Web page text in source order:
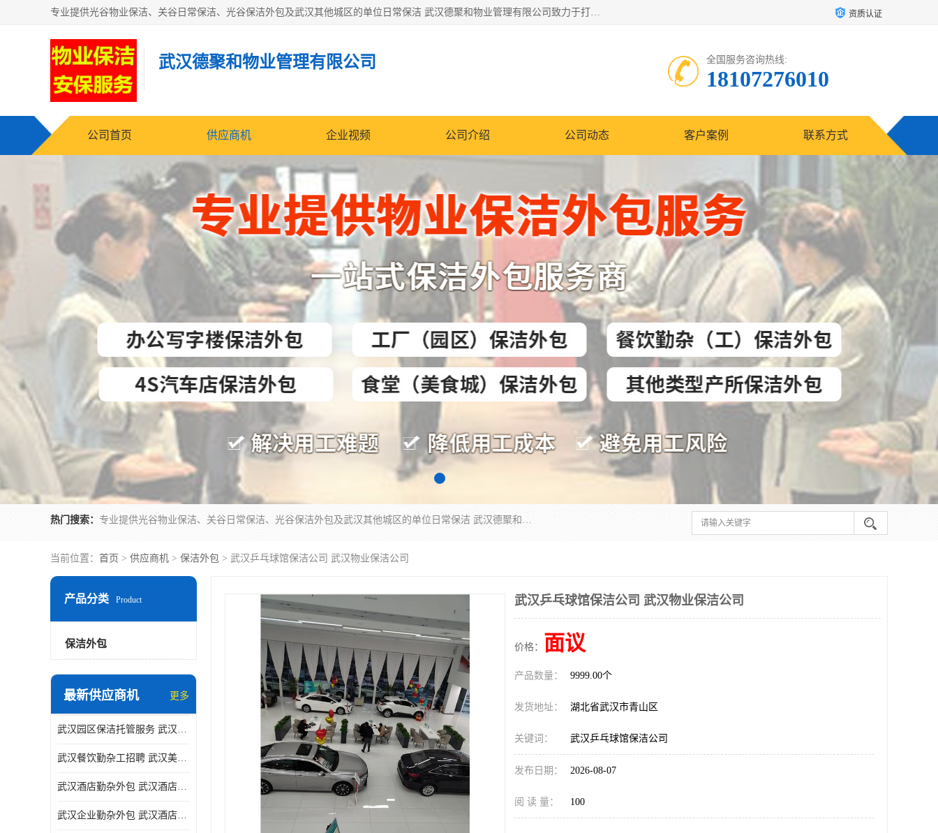
专业提供光谷物业保洁、关谷日常保洁、光谷保洁外包及武汉其他城区的单位日常保洁 武汉德聚和物业管理有限公司致力于打造中国专业物业保洁服务、日常保洁及其他保洁清洗外包服务。自公司成立以来提倡以先进的物业管理理念和模式经营，谋篇布局，以“至诚服务、精益求精、规范管理、锐意拓新”为质量方针，强化内部管理，为业主提供专业化、标准化和精细化的全方位物业服务，管理服务水平得到了广大业主和业内人士的一致好评。 资质认证
武汉德聚和物业管理有限公司 全国服务咨询热线:
18107276010
公司首页 供应商机 企业视频 公司介绍 公司动态 客户案例 联系方式
热门搜索： 专业提供光谷物业保洁、关谷日常保洁、光谷保洁外包及武汉其他城区的单位日常保洁 武汉德聚和物业管理有限公司致力于打造中国专业物业保洁服务、日常保洁及其他保洁清洗外包服务。自公司成立以来提倡以先进的物业管理理念和模式经营，谋篇布局，以“至诚服务、精益求精、规范管理、锐意拓新”为质量方针，强化内部管理，为业主提供专业化、标准化和精细化的全方位物业服务，管理服务水平得到了广大业主和业内人士的一致好评。
当前位置： 首页 > 供应商机 > 保洁外包 > 武汉乒乓球馆保洁公司 武汉物业保洁公司
产品分类 Product
保洁外包
最新供应商机 更多
武汉园区保洁托管服务 武汉运动场馆勤杂外包 武汉餐饮勤杂服务托管
武汉餐饮勤杂工招聘 武汉美食堂定点保洁 武汉酒店勤杂外包
武汉酒店勤杂外包 武汉酒店勤杂服务托管
武汉企业勤杂外包 武汉酒店勤杂服务外包
武汉乒乓球馆保洁公司 武汉物业保洁公司
价格： 面议
产品数量： 9999.00个
发货地址： 湖北省武汉市青山区
关键词： 武汉乒乓球馆保洁公司
发布日期： 2026-08-07
阅 读 量： 100